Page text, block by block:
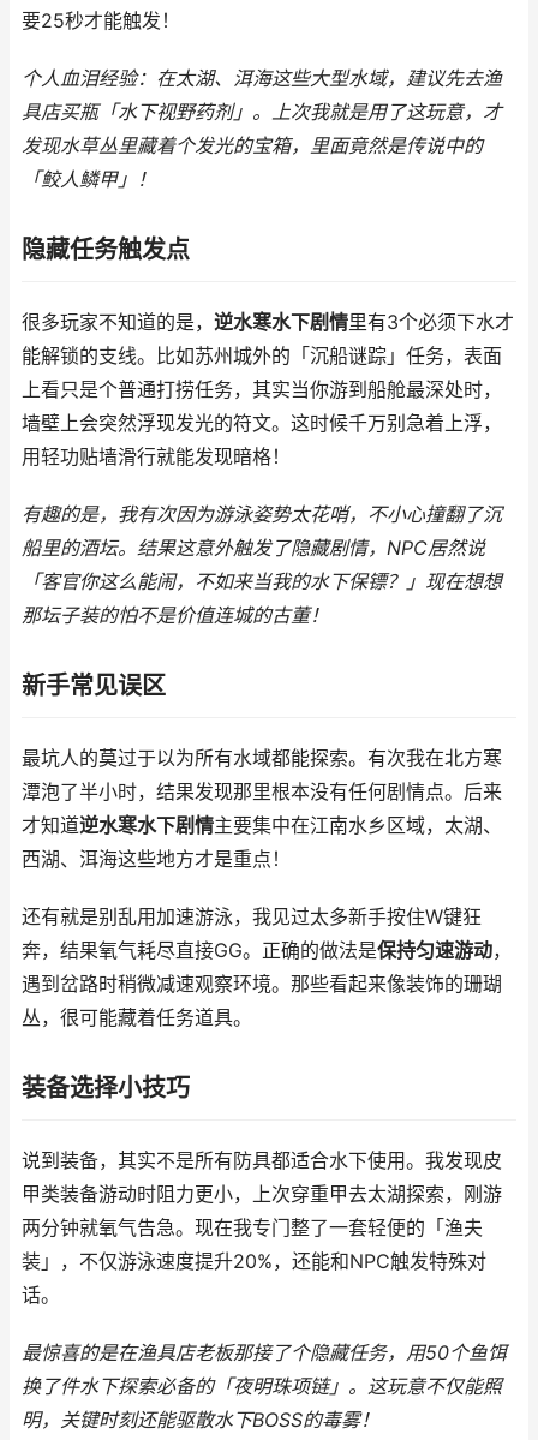
要25秒才能触发！
个人血泪经验：在太湖、洱海这些大型水域，建议先去渔
具店买瓶「水下视野药剂」。上次我就是用了这玩意，才
发现水草丛里藏着个发光的宝箱，里面竟然是传说中的
「鲛人鳞甲」！
隐藏任务触发点
很多玩家不知道的是， 逆水寒水下剧情里有3个必须下水才
能解锁的支线。比如苏州城外的「沉船谜踪」任务，表面
上看只是个普通打捞任务，其实当你游到船舱最深处时，
墙壁上会突然浮现发光的符文。这时候千万别急着上浮，
用轻功贴墙滑行就能发现暗格！
有趣的是，我有次因为游泳姿势太花哨，不小心撞翻了沉
船里的酒坛。结果这意外触发了隐藏剧情，NPC居然说
「客官你这么能闹，不如来当我的水下保镖？」现在想想
那坛子装的怕不是价值连城的古董！
新手常见误区
最坑人的莫过于以为所有水域都能探索。有次我在北方寒
潭泡了半小时，结果发现那里根本没有任何剧情点。后来
才知道逆水寒水下剧情主要集中在江南水乡区域，太湖、
西湖、洱海这些地方才是重点！
还有就是别乱用加速游泳，我见过太多新手按住W键狂
奔，结果氧气耗尽直接GG。正确的做法是保持匀速游动，
遇到岔路时稍微减速观察环境。那些看起来像装饰的珊瑚
丛，很可能藏着任务道具。
装备选择小技巧
说到装备，其实不是所有防具都适合水下使用。我发现皮
甲类装备游动时阻力更小，上次穿重甲去太湖探索，刚游
两分钟就氧气告急。现在我专门整了一套轻便的「渔夫
装」，不仅游泳速度提升20%，还能和NPC触发特殊对
话。
最惊喜的是在渔具店老板那接了个隐藏任务，用50个鱼饵
换了件水下探索必备的「夜明珠项链」。这玩意不仅能照
明，关键时刻还能驱散水下BOSS的毒雾！